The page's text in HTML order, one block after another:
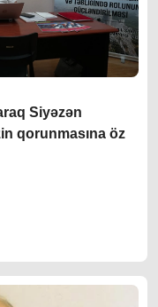
Siyəzən
qorunmasına öz